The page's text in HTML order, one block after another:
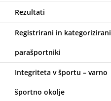
Rezultati
Registrirani in kategorizirani
parašportniki
Integriteta v športu – varno
športno okolje